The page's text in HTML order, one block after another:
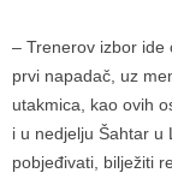
– Trenerov izbor ide
prvi napadač, uz
utakmica, kao ovih
i u nedjelju Šahtar u
pobjeđivati, bilježiti